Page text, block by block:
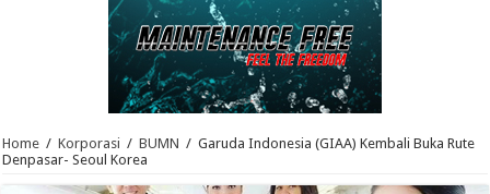
Home / Korporasi / BUMN / Garuda Indonesia (GIAA) Kembali Buka Rute
Denpasar- Seoul Korea